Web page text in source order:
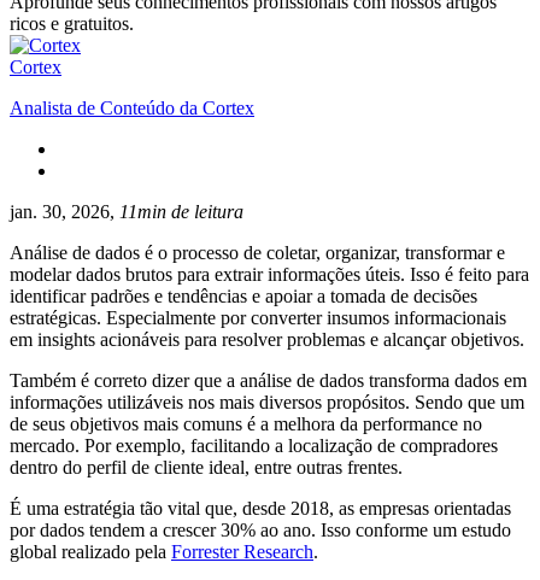
ricos e gratuitos.
Cortex
Analista de Conteúdo da Cortex
jan. 30, 2026, 11min de leitura
Análise de dados é o processo de coletar, organizar, transformar e
modelar dados brutos para extrair informações úteis. Isso é feito para
identificar padrões e tendências e apoiar a tomada de decisões
estratégicas. Especialmente por converter insumos informacionais
em insights acionáveis para resolver problemas e alcançar objetivos.
Também é correto dizer que a análise de dados transforma dados em
informações utilizáveis nos mais diversos propósitos. Sendo que um
de seus objetivos mais comuns é a melhora da performance no
mercado. Por exemplo, facilitando a localização de compradores
dentro do perfil de cliente ideal, entre outras frentes.
É uma estratégia tão vital que, desde 2018, as empresas orientadas
por dados tendem a crescer 30% ao ano. Isso conforme um estudo
global realizado pela Forrester Research.